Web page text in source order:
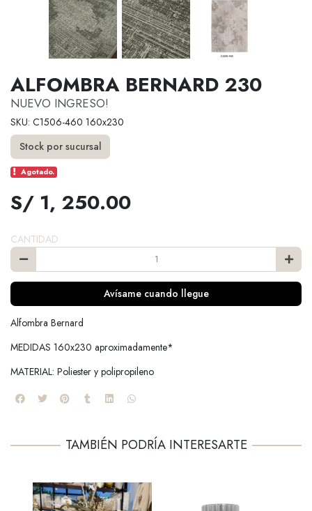
ALFOMBRA BERNARD 230
NUEVO INGRESO!
SKU: C1506-460 160x230
Stock por sucursal
Agotado.
S/ 1, 250.00
CANTIDAD
Avísame cuando llegue
Alfombra Bernard
MEDIDAS 160x230 aproximadamente*
MATERIAL: Poliester y polipropileno
TAMBIÉN PODRÍA INTERESARTE